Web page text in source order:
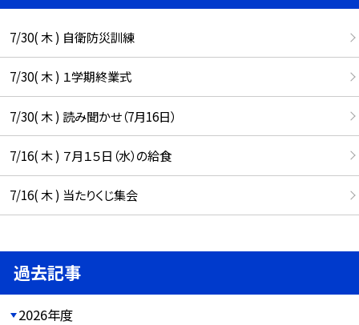
7/30( 木 ) 自衛防災訓練
7/30( 木 ) １学期終業式
7/30( 木 ) 読み聞かせ（7月16日）
7/16( 木 ) ７月１５日（水）の給食
7/16( 木 ) 当たりくじ集会
過去記事
2026年度